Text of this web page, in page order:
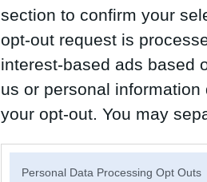
section to confirm your
opt-out request is
interest-based ads based
us or personal
your opt-out. You may
Personal Data Processing Opt Outs